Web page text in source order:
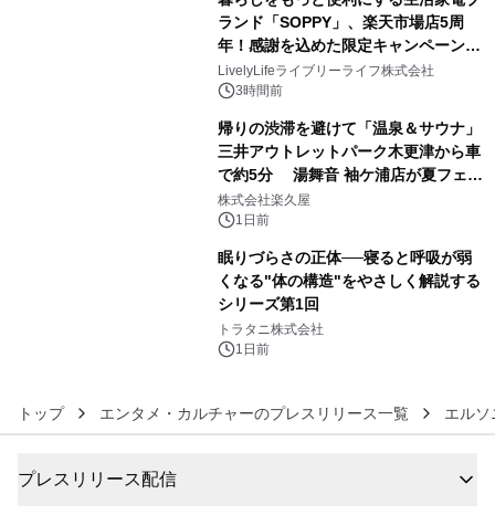
アーティストを フィーチャーしたアニ
メーションを公開～
ランド「SOPPY」、楽天市場店5周
年！感謝を込めた限定キャンペーンを
8月10日より開催
LivelyLifeライブリーライフ株式会社
3時間前
帰りの渋滞を避けて「温泉＆サウナ」
三井アウトレットパーク木更津から車
で約5分 湯舞音 袖ケ浦店が夏フェア
メニューを提供
株式会社楽久屋
1日前
眠りづらさの正体──寝ると呼吸が弱
くなる"体の構造"をやさしく解説する
シリーズ第1回
トラタニ株式会社
1日前
トップ エンタメ・カルチャーのプレスリリース一覧 エルソ
プレスリリース配信